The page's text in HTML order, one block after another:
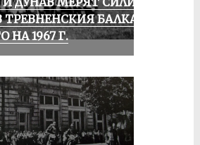
ТРЕВНЕНСКИЯ БАЛКАН
НА 1967 Г.